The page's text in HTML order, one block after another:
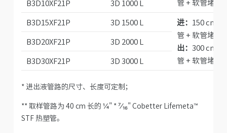
管 + 软管堵头
B3D10XF21P
3D 1000 L
B3D15XF21P
3D 1500 L 进： 150 cm
管 + 软管堵头
出： 300 cm
管 + 软管堵头
B3D20XF21P
3D 2000 L
B3D30XF21P
3D 3000 L
* 进出液管路的尺寸、长度可定制；
** 取样管路为 40 cm 长的 ¼" *⁷⁄₁₆" Cobetter Lifemeta™
STF 热塑管。